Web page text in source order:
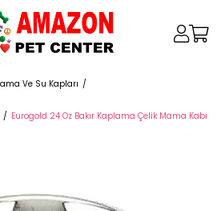
Ve Su Kapları
Eurogold 24 Oz Bakır Kaplama Çelik Mama Kabı